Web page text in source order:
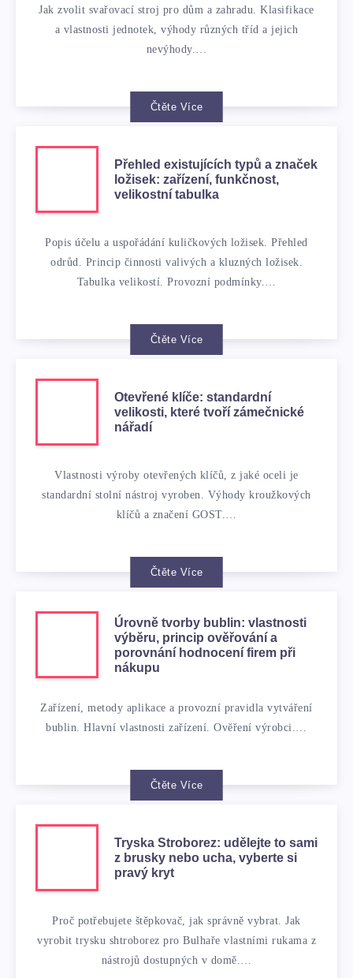
Jak zvolit svařovací stroj pro dům a zahradu. Klasifikace
a vlastnosti jednotek, výhody různých tříd a jejich
nevýhody.…
Čtěte Více
Přehled existujících typů a značek
ložisek: zařízení, funkčnost,
velikostní tabulka
Popis účelu a uspořádání kuličkových ložisek. Přehled
odrůd. Princip činnosti valivých a kluzných ložisek.
Tabulka velikostí. Provozní podmínky.…
Čtěte Více
Otevřené klíče: standardní
velikosti, které tvoří zámečnické
nářadí
Vlastnosti výroby otevřených klíčů, z jaké oceli je
standardní stolní nástroj vyroben. Výhody kroužkových
klíčů a značení GOST.…
Čtěte Více
Úrovně tvorby bublin: vlastnosti
výběru, princip ověřování a
porovnání hodnocení firem při
nákupu
Zařízení, metody aplikace a provozní pravidla vytváření
bublin. Hlavní vlastnosti zařízení. Ověření výrobci.…
Čtěte Více
Tryska Stroborez: udělejte to sami
z brusky nebo ucha, vyberte si
pravý kryt
Proč potřebujete štěpkovač, jak správně vybrat. Jak
vyrobit trysku shtroborez pro Bulhaře vlastními rukama z
nástrojů dostupných v domě.…